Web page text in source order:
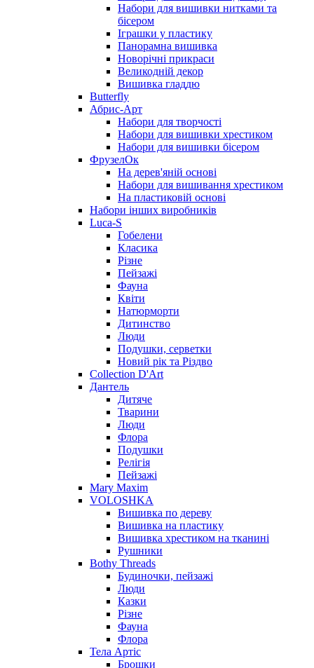
Набори для вишивки нитками та
бісером
Іграшки у пластику
Панорамна вишивка
Новорічні прикраси
Великодній декор
Вишивка гладдю
Butterfly
Абрис-Арт
Набори для творчості
Набори для вишивки хрестиком
Набори для вишивки бісером
ФрузелОк
На дерев'яній основі
Набори для вишивання хрестиком
На пластиковій основі
Набори інших виробників
Luca-S
Гобелени
Класика
Різне
Пейзажі
Фауна
Квіти
Натюрморти
Дитинство
Люди
Подушки, серветки
Новий рік та Різдво
Collection D'Art
Дантель
Дитяче
Тварини
Люди
Флора
Подушки
Релігія
Пейзажі
Mary Maxim
VOLOSHKA
Вишивка по дереву
Вишивка на пластику
Вишивка хрестиком на тканині
Рушники
Bothy Threads
Будиночки, пейзажі
Люди
Казки
Різне
Фауна
Флора
Тела Артіс
Брошки